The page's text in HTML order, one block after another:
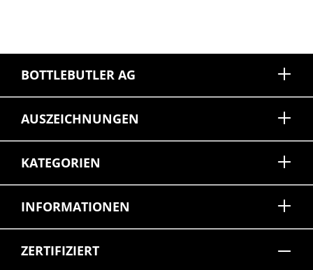
BOTTLEBUTLER AG
AUSZEICHNUNGEN
KATEGORIEN
INFORMATIONEN
ZERTIFIZIERT